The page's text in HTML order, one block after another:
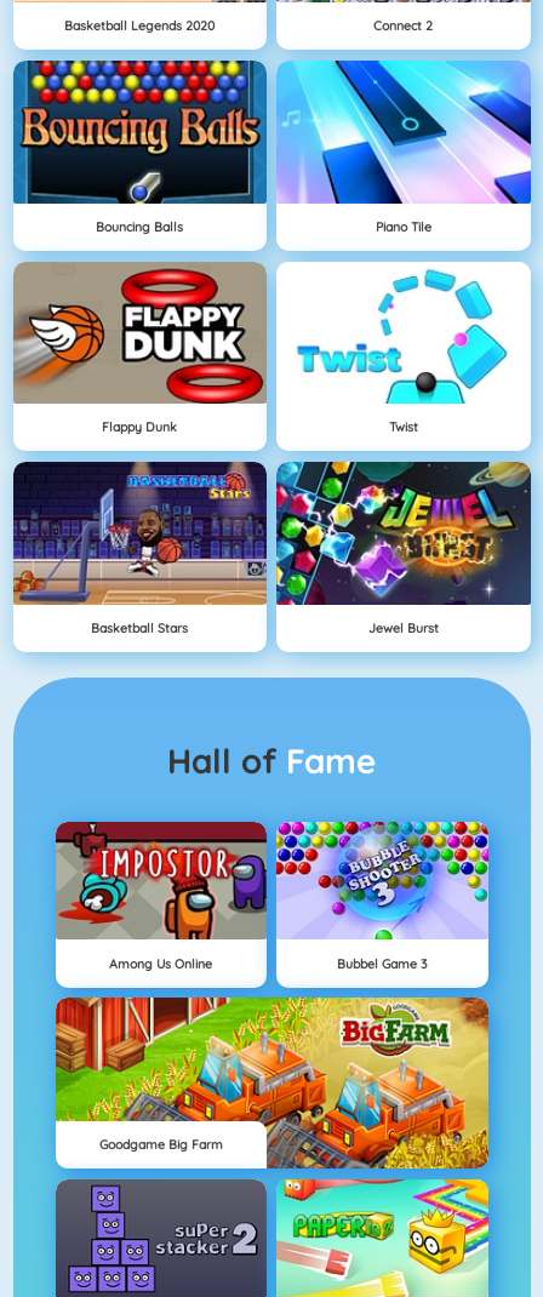
Basketball Legends 2020 Connect 2
Bouncing Balls Piano Tile
Flappy Dunk Twist
Basketball Stars Jewel Burst
Hall of Fame
Among Us Online Bubbel Game 3
Goodgame Big Farm